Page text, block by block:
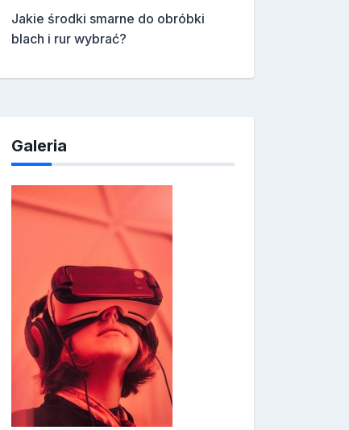
Jakie środki smarne do obróbki
blach i rur wybrać?
Galeria